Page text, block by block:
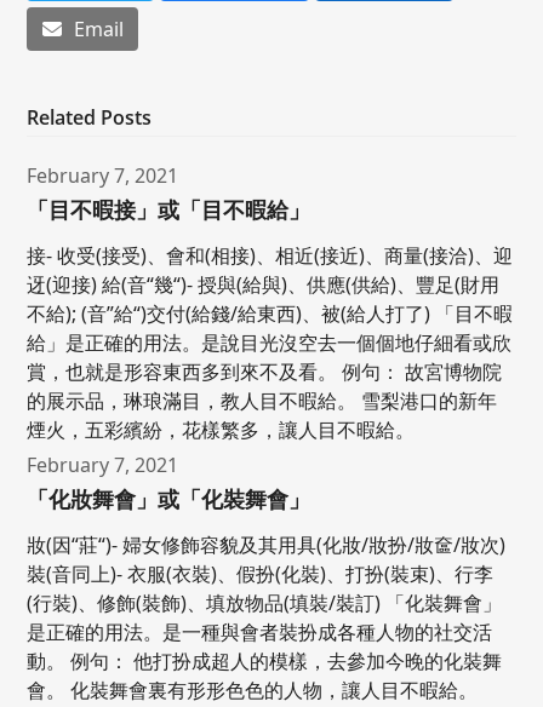
Email
Related Posts
February 7, 2021
「目不暇接」或「目不暇給」
接- 收受(接受)、會和(相接)、相近(接近)、商量(接洽)、迎
迓(迎接) 給(音“幾“)- 授與(給與)、供應(供給)、豐足(財用
不給); (音”給“)交付(給錢/給東西)、被(給人打了) 「目不暇
給」是正確的用法。是說目光沒空去一個個地仔細看或欣
賞，也就是形容東西多到來不及看。 例句： 故宮博物院
的展示品，琳琅滿目，教人目不暇給。 雪梨港口的新年
煙火，五彩繽紛，花樣繁多，讓人目不暇給。
February 7, 2021
「化妝舞會」或「化裝舞會」
妝(因“莊“)- 婦女修飾容貌及其用具(化妝/妝扮/妝奩/妝次)
裝(音同上)- 衣服(衣裝)、假扮(化裝)、打扮(裝束)、行李
(行裝)、修飾(裝飾)、填放物品(填裝/裝訂) 「化裝舞會」
是正確的用法。是一種與會者裝扮成各種人物的社交活
動。 例句： 他打扮成超人的模樣，去參加今晚的化裝舞
會。 化裝舞會裏有形形色色的人物，讓人目不暇給。